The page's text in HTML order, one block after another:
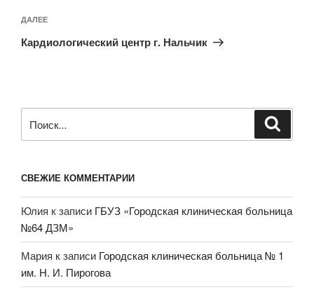
Следующая
запись
ДАЛЕЕ
Кардиологический центр г. Нальчик
СВЕЖИЕ КОММЕНТАРИИ
Юлия к записи ГБУЗ «Городская клиническая больница
№64 ДЗМ»
Мария к записи Городская клиническая больница № 1
им. Н. И. Пирогова